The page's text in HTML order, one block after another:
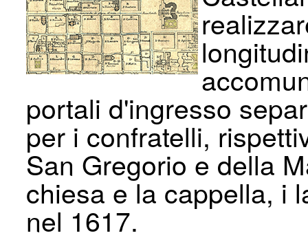
portali d'ingresso
per i confratelli,
San Gregorio e della
chiesa e la cappella, i
nel 1617.